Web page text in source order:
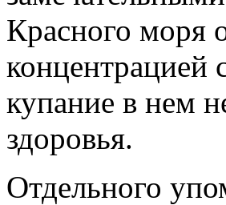
Красного моря
концентрацией
купание в нем
здоровья.
Отдельного